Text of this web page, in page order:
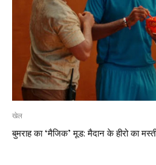
खेल
बुमराह का ‘मैजिक’ मूड: मैदान के हीरो का